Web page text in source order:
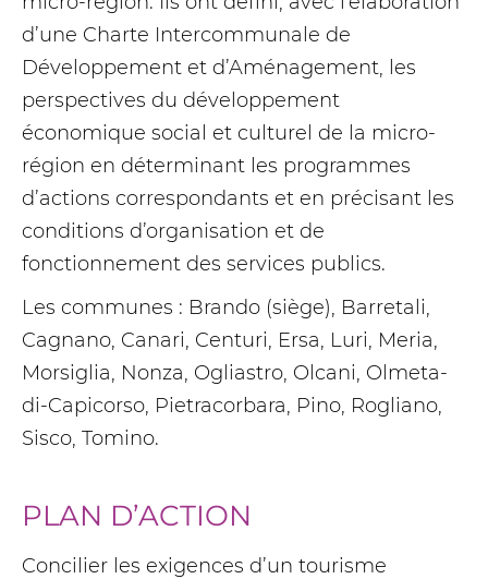
d’une Charte Intercommunale de
Développement et d’Aménagement, les
perspectives du développement
économique social et culturel de la micro-
région en déterminant les programmes
d’actions correspondants et en précisant les
conditions d’organisation et de
fonctionnement des services publics.
Les communes : Brando (siège), Barretali,
Cagnano, Canari, Centuri, Ersa, Luri, Meria,
Morsiglia, Nonza, Ogliastro, Olcani, Olmeta-
di-Capicorso, Pietracorbara, Pino, Rogliano,
Sisco, Tomino.
PLAN D’ACTION
Concilier les exigences d’un tourisme